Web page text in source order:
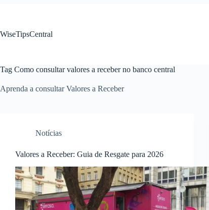
conteúdo
WiseTipsCentral
Tag Como consultar valores a receber no banco central
Aprenda a consultar Valores a Receber
Notícias
Valores a Receber: Guia de Resgate para 2026